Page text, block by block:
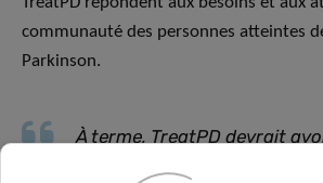
communauté des personnes atteintes
Parkinson.
À terme, TreatPD devrait
répercussions sociétales,